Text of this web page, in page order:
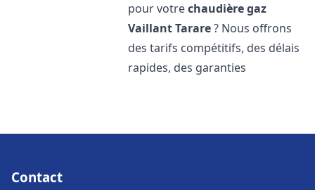
pour votrechaudière gaz
VaillantTarare? Nous offrons
des tarifs compétitifs, des délais
rapides, des garanties
Contact